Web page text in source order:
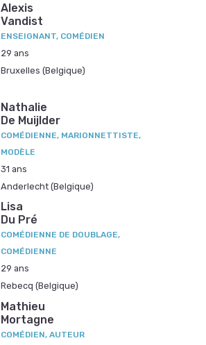
Alexis
Vandist
ENSEIGNANT, COMÉDIEN
29 ans
Bruxelles (Belgique)
Nathalie
De Muijlder
COMÉDIENNE, MARIONNETTISTE,
MODÈLE
31 ans
Anderlecht (Belgique)
Lisa
Du Pré
COMÉDIENNE DE DOUBLAGE,
COMÉDIENNE
29 ans
Rebecq (Belgique)
Mathieu
Mortagne
COMÉDIEN, AUTEUR